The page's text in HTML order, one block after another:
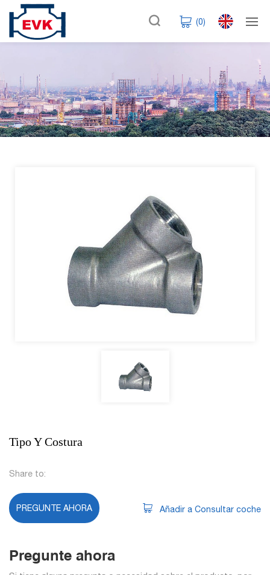
(0)
Tipo Y Costura
Share to:
PREGUNTE AHORA Añadir a Consultar coche
Pregunte ahora